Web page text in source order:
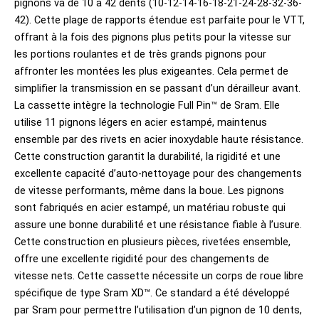
pignons va de 10 à 42 dents (10-12-14-16-18-21-24-28-32-36-
42). Cette plage de rapports étendue est parfaite pour le VTT,
offrant à la fois des pignons plus petits pour la vitesse sur
les portions roulantes et de très grands pignons pour
affronter les montées les plus exigeantes. Cela permet de
simplifier la transmission en se passant d’un dérailleur avant.
La cassette intègre la technologie Full Pin™ de Sram. Elle
utilise 11 pignons légers en acier estampé, maintenus
ensemble par des rivets en acier inoxydable haute résistance.
Cette construction garantit la durabilité, la rigidité et une
excellente capacité d’auto-nettoyage pour des changements
de vitesse performants, même dans la boue. Les pignons
sont fabriqués en acier estampé, un matériau robuste qui
assure une bonne durabilité et une résistance fiable à l’usure.
Cette construction en plusieurs pièces, rivetées ensemble,
offre une excellente rigidité pour des changements de
vitesse nets. Cette cassette nécessite un corps de roue libre
spécifique de type Sram XD™. Ce standard a été développé
par Sram pour permettre l’utilisation d’un pignon de 10 dents,